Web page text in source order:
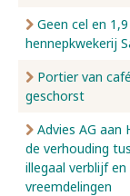
Geen cel en
hennepkwekerij
Portier van
geschorst
Advies AG aan
de verhouding
illegaal verblijf
vreemdelingen